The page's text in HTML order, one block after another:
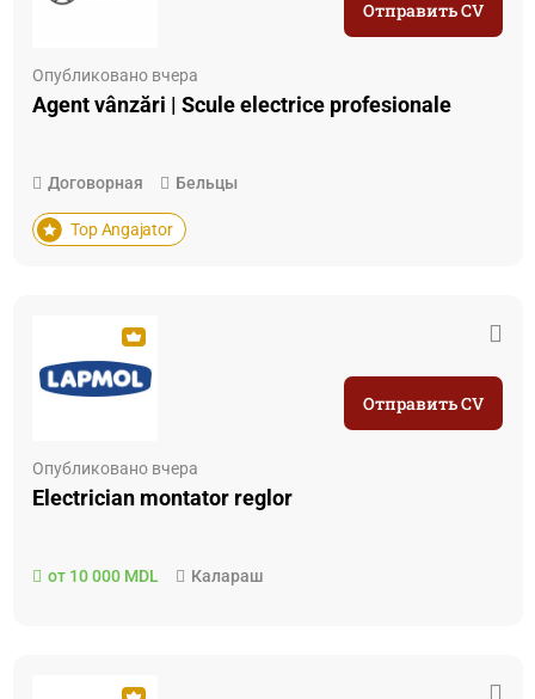
Опубликовано вчера
Agent vânzări | Scule electrice profesionale
Договорная Бельцы
Top Angajator
Отправить CV
Опубликовано вчера
Electrician montator reglor
от 10 000 MDL Калараш
Отправить CV